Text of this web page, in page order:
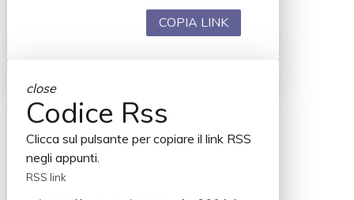
COPIA LINK
close
Codice Rss
Clicca sul pulsante per copiare il link RSS
negli appunti.
RSS link